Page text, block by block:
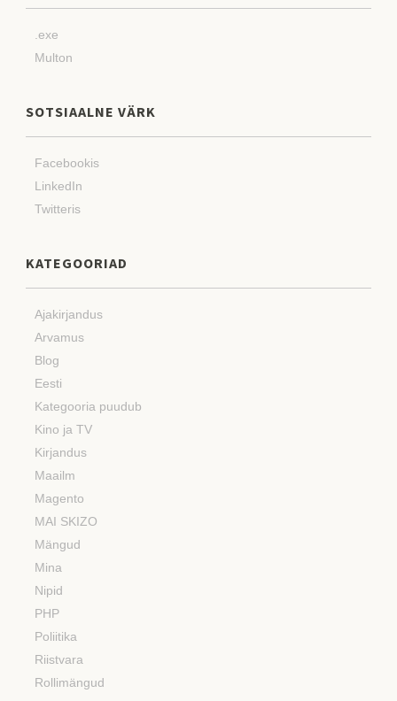
.exe
Multon
SOTSIAALNE VÄRK
Facebookis
LinkedIn
Twitteris
KATEGOORIAD
Ajakirjandus
Arvamus
Blog
Eesti
Kategooria puudub
Kino ja TV
Kirjandus
Maailm
Magento
MAI SKIZO
Mängud
Mina
Nipid
PHP
Poliitika
Riistvara
Rollimängud